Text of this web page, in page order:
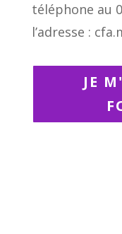
téléphone au
l’adresse :
JE